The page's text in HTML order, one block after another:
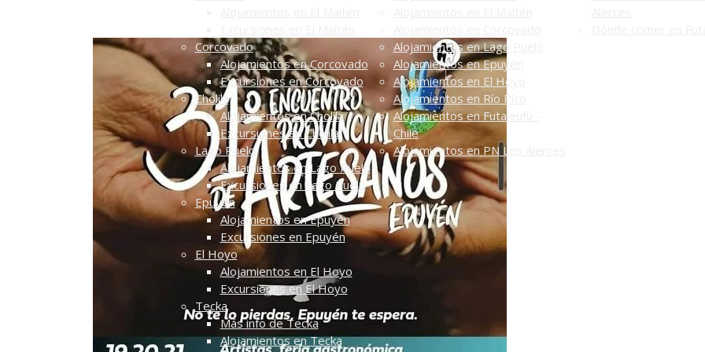
Corcovado
Alojamientos en Corcovado
Excursiones en Corcovado
Cholila
Alojamientos en Cholila
Excursiones en Cholila
Lago Puelo
Alojamientos en Lago Puelo
Excursiones en Lago Puelo
Epuyén
Alojamientos en Epuyén
Excursiones en Epuyén
El Hoyo
Alojamientos en El Hoyo
Excursiones en El Hoyo
Tecka
Más info de Tecka
Alojamientos en Tecka
Alojamientos en Lago Puelo
Alojamientos en Epuyén
Alojamientos en El Hoyo
Alojamientos en Río Pico
Alojamientos en Futaleufú -
Chile
Alojamientos en PN Los Alerces
Dónde comer en